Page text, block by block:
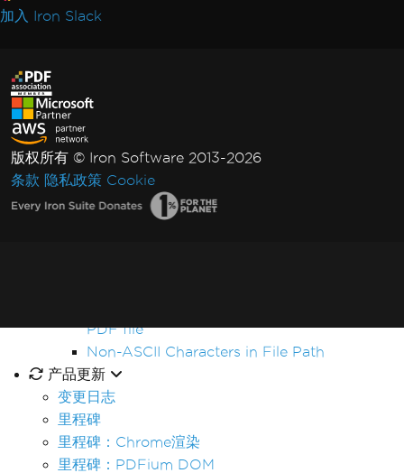
Digital Signatures
PDF File Versions
Log4j
Sophos Shellcode Detection
Exception Messages
IronPDF Native Exception
PDF file
Non-ASCII Characters in File Path
产品更新
变更日志
里程碑
里程碑：Chrome渲染
里程碑：PDFium DOM
加入 Iron Slack
版权所有 © Iron Software 2013-2026
条款 隐私政策 Cookie